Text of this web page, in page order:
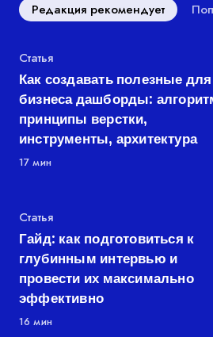
Редакция рекомендует
Категория
Статья
Как создавать полезные для
бизнеса дашборды:
принципы верстки,
инструменты, архитектура
17 мин
Категория
Статья
Гайд: как подготовиться к
глубинным интервью и
провести их максимально
эффективно
16 мин